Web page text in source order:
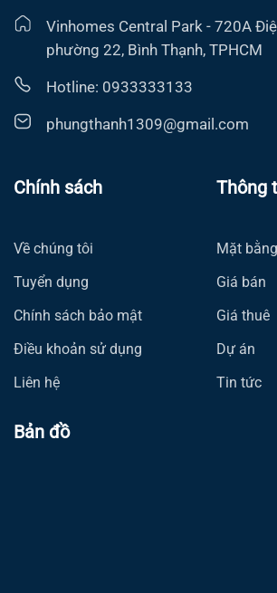
Vinhomes Central Park - 720A
phường 22, Bình Thạnh, TPHCM
Hotline: 0933333133
phungthanh1309@gmail.com
Chính sách
Về chúng tôi
Tuyển dụng
Chính sách bảo mật
Điều khoản sử dụng
Liên hệ
Thông
Mặt bằng
Giá bán
Giá thuê
Dự án
Tin tức
Bản đồ